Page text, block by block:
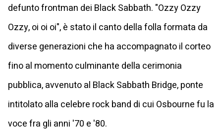
defunto frontman dei Black Sabbath. "Ozzy Ozzy
Ozzy, oi oi oi", è stato il canto della folla formata da
diverse generazioni che ha accompagnato il corteo
fino al momento culminante della cerimonia
pubblica, avvenuto al Black Sabbath Bridge, ponte
intitolato alla celebre rock band di cui Osbourne fu la
voce fra gli anni '70 e '80.